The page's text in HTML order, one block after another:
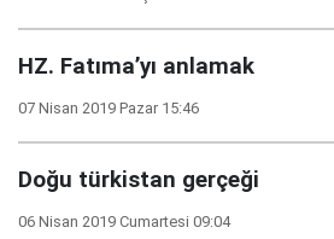
HZ. Fatıma’yı anlamak
07 Nisan 2019 Pazar 15:46
Doğu türkistan gerçeği
06 Nisan 2019 Cumartesi 09:04